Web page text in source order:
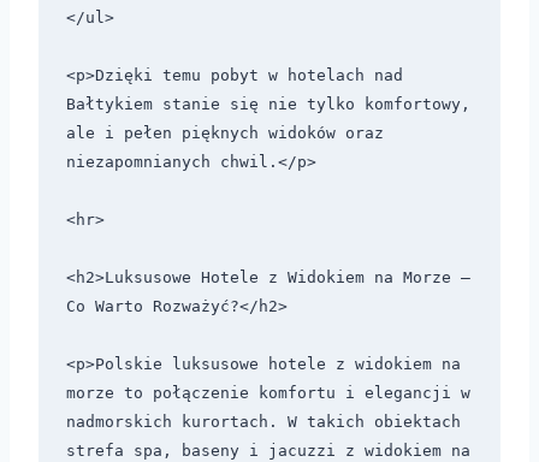
</ul>
<p>Dzięki temu pobyt w hotelach nad
Bałtykiem stanie się nie tylko komfortowy,
ale i pełen pięknych widoków oraz
niezapomnianych chwil.</p>
<hr>
<h2>Luksusowe Hotele z Widokiem na Morze –
Co Warto Rozważyć?</h2>
<p>Polskie luksusowe hotele z widokiem na
morze to połączenie komfortu i elegancji w
nadmorskich kurortach. W takich obiektach
strefa spa, baseny i jacuzzi z widokiem na